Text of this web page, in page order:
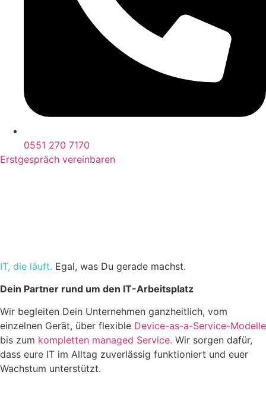
0551 270 7170
Erstgespräch vereinbaren
IT, die läuft. Egal, was Du gerade machst.
Dein Partner rund um den IT-Arbeitsplatz
Wir begleiten Dein Unternehmen ganzheitlich, vom
einzelnen Gerät, über flexible Device-as-a-Service-Modelle
bis zum kompletten managed Service. Wir sorgen dafür,
dass eure IT im Alltag zuverlässig funktioniert und euer
Wachstum unterstützt.